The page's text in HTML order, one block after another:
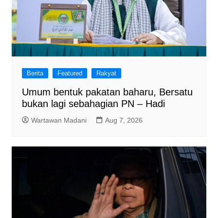
Berita Featured Rakyat
Umum bentuk pakatan baharu, Bersatu
bukan lagi sebahagian PN – Hadi
Wartawan Madani Aug 7, 2026